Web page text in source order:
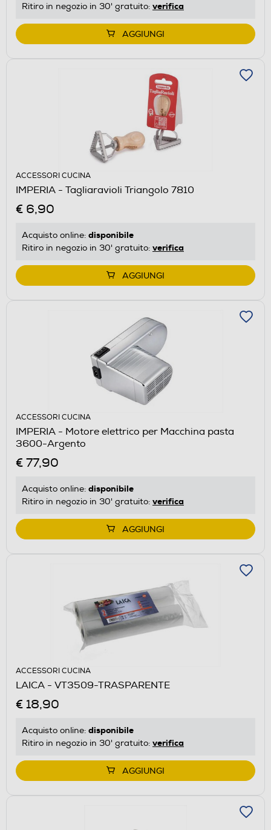
Ritiro in negozio in 30' gratuito: verifica
AGGIUNGI
ACCESSORI CUCINA
IMPERIA - Tagliaravioli Triangolo 7810
€ 6,90
Acquisto online: disponibile
Ritiro in negozio in 30' gratuito: verifica
AGGIUNGI
ACCESSORI CUCINA
IMPERIA - Motore elettrico per Macchina pasta
3600-Argento
€ 77,90
Acquisto online: disponibile
Ritiro in negozio in 30' gratuito: verifica
AGGIUNGI
ACCESSORI CUCINA
LAICA - VT3509-TRASPARENTE
€ 18,90
Acquisto online: disponibile
Ritiro in negozio in 30' gratuito: verifica
AGGIUNGI